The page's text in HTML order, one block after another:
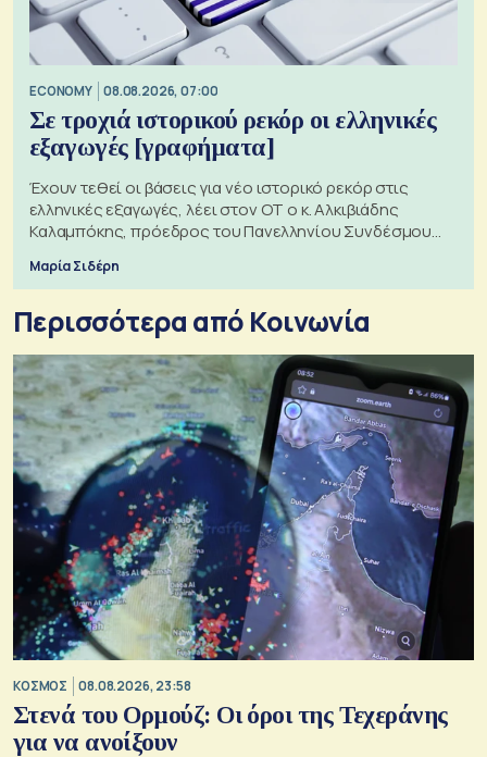
ECONOMY 08.08.2026, 07:00
Σε τροχιά ιστορικού ρεκόρ οι ελληνικές
εξαγωγές [γραφήματα]
Έχουν τεθεί οι βάσεις για νέο ιστορικό ρεκόρ στις
ελληνικές εξαγωγές, λέει στον ΟΤ ο κ. Αλκιβιάδης
Καλαμπόκης, πρόεδρος του Πανελληνίου Συνδέσμου
Μαρία Σιδέρη
Περισσότερα από Κοινωνία
ΚΟΣΜΟΣ 08.08.2026, 23:58
Στενά του Ορμούζ: Οι όροι της Τεχεράνης
για να ανοίξουν